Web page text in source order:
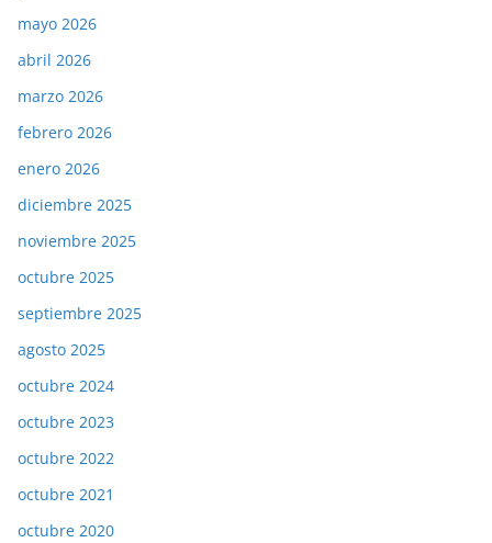
mayo 2026
abril 2026
marzo 2026
febrero 2026
enero 2026
diciembre 2025
noviembre 2025
octubre 2025
septiembre 2025
agosto 2025
octubre 2024
octubre 2023
octubre 2022
octubre 2021
octubre 2020